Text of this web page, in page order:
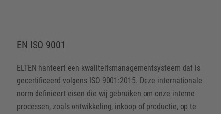
EN ISO 9001
ELTEN hanteert een kwaliteitsmanagementsysteem dat is
gecertificeerd volgens ISO 9001:2015. Deze internationale
norm definieert eisen die wij gebruiken om onze interne
processen, zoals ontwikkeling, inkoop of productie, op te